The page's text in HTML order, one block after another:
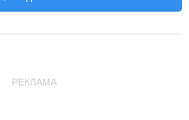
РЕКЛАМА